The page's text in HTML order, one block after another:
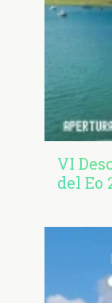
VI
del Eo